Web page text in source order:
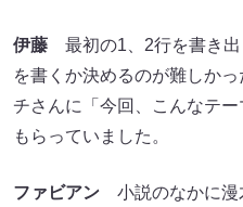
伊藤 最初の1、2行を書き出
を書くか決めるのが難しか
チさんに「今回、こんなテ
もらっていました。
ファビアン 小説のなかに漫